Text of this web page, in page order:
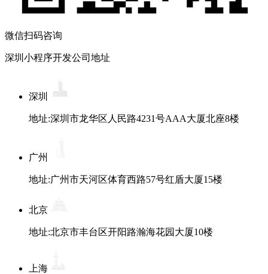
微信扫码咨询
深圳小程序开发公司地址
深圳
地址:深圳市龙华区人民路4231号AAA大厦北座8楼
广州
地址:广州市天河区体育西路57号红盾大厦15楼
北京
地址:北京市丰台区开阳路瀚海花园大厦10楼
上海